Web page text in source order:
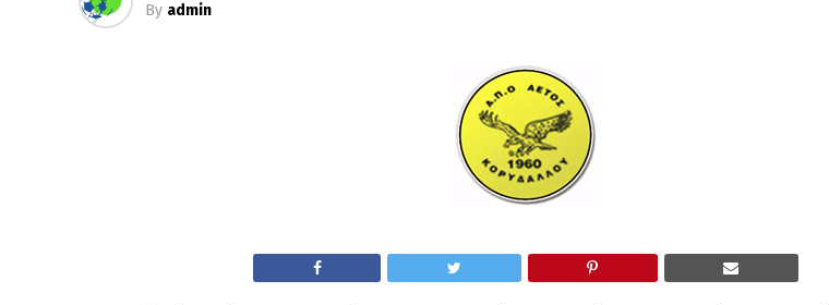
By admin